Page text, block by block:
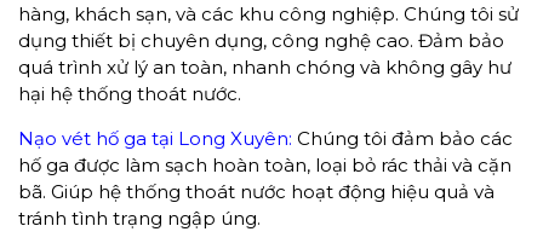
hàng, khách sạn, và các khu công nghiệp. Chúng tôi sử
dụng thiết bị chuyên dụng, công nghệ cao. Đảm bảo
quá trình xử lý an toàn, nhanh chóng và không gây hư
hại hệ thống thoát nước.
Nạo vét hố ga tại Long Xuyên: Chúng tôi đảm bảo các
hố ga được làm sạch hoàn toàn, loại bỏ rác thải và cặn
bã. Giúp hệ thống thoát nước hoạt động hiệu quả và
tránh tình trạng ngập úng.